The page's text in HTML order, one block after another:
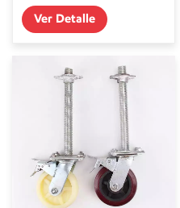
Ver Detalle